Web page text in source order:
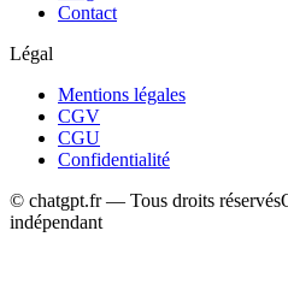
Contact
Légal
Mentions légales
CGV
CGU
Confidentialité
© chatgpt.fr — Tous droits réservés
indépendant